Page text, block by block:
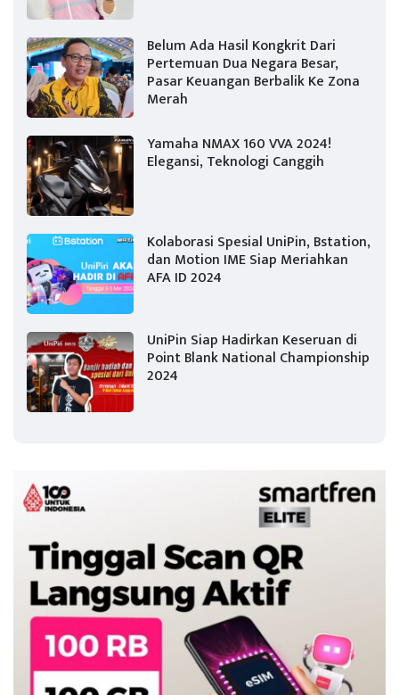
Belum Ada Hasil Kongkrit Dari
Pertemuan Dua Negara Besar,
Pasar Keuangan Berbalik Ke Zona
Merah
Yamaha NMAX 160 VVA 2024!
Elegansi, Teknologi Canggih
Kolaborasi Spesial UniPin, Bstation,
dan Motion IME Siap Meriahkan
AFA ID 2024
UniPin Siap Hadirkan Keseruan di
Point Blank National Championship
2024